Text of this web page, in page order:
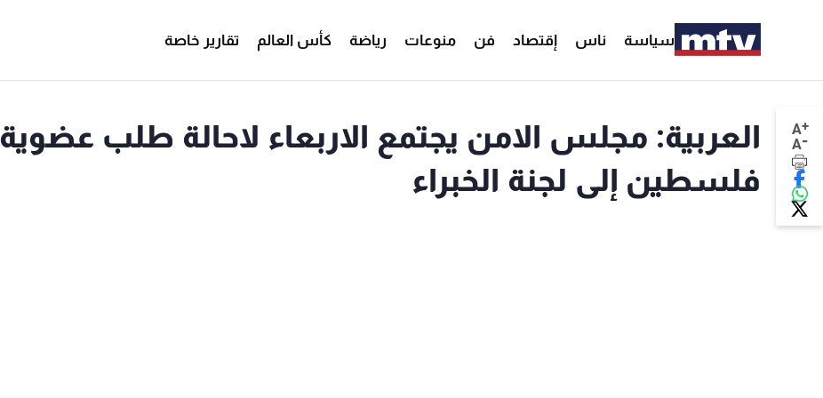
سياسة ناس إقتصاد فن منوعات رياضة كأس العالم تقارير خاصة
A+
A-
العربية: مجلس الامن يجتمع الاربعاء لاحالة طلب عضوية
فلسطين إلى لجنة الخبراء